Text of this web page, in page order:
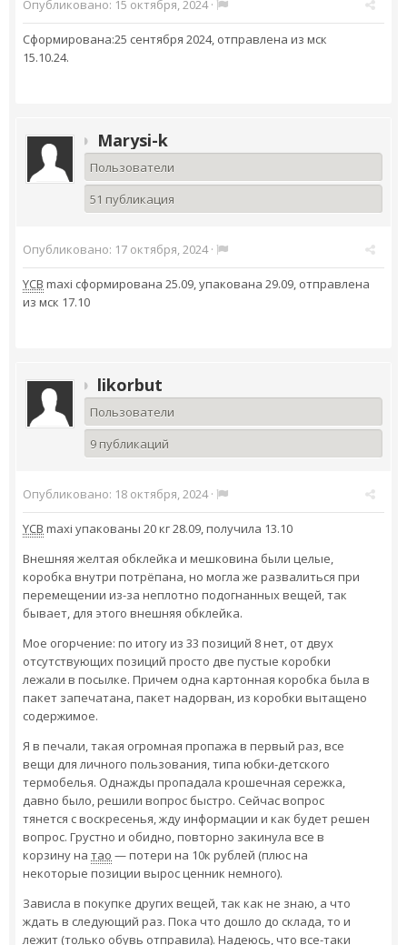
Опубликовано: 15 октября, 2024·
Сформирована:25 сентября 2024, отправлена из мск
15.10.24.
Marysi-k
Пользователи
51 публикация
Опубликовано: 17 октября, 2024·
YCB maxi сформирована 25.09, упакована 29.09, отправлена
из мск 17.10
likorbut
Пользователи
9 публикаций
Опубликовано: 18 октября, 2024·
YCB maxi упакованы 20 кг 28.09, получила 13.10
Внешняя желтая обклейка и мешковина были целые,
коробка внутри потрёпана, но могла же развалиться при
перемещении из-за неплотно подогнанных вещей, так
бывает, для этого внешняя обклейка.
Мое огорчение: по итогу из 33 позиций 8 нет, от двух
отсутствующих позиций просто две пустые коробки
лежали в посылке. Причем одна картонная коробка была в
пакет запечатана, пакет надорван, из коробки вытащено
содержимое.
Я в печали, такая огромная пропажа в первый раз, все
вещи для личного пользования, типа юбки-детского
термобелья. Однажды пропадала крошечная сережка,
давно было, решили вопрос быстро. Сейчас вопрос
тянется с воскресенья, жду информации и как будет решен
вопрос. Грустно и обидно, повторно закинула все в
корзину на тао — потери на 10к рублей (плюс на
некоторые позиции вырос ценник немного).
Зависла в покупке других вещей, так как не знаю, а что
ждать в следующий раз. Пока что дошло до склада, то и
лежит (только обувь отправила). Надеюсь, что все-таки